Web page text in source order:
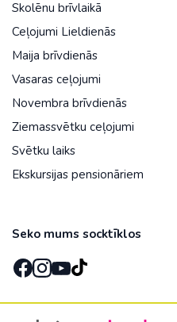
Skolēnu brīvlaikā
Ceļojumi Lieldienās
Maija brīvdienās
Vasaras ceļojumi
Novembra brīvdienās
Ziemassvētku ceļojumi
Svētku laiks
Ekskursijas pensionāriem
Seko mums socktīklos